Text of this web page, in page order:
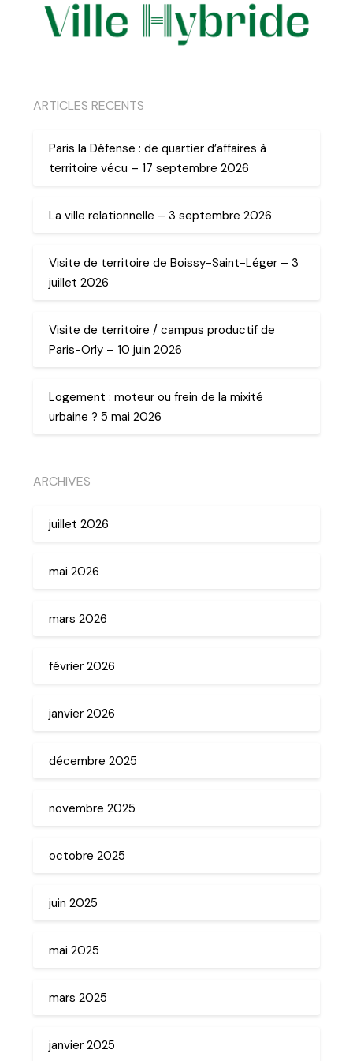
ARTICLES RECENTS
Paris la Défense : de quartier d’affaires à
territoire vécu – 17 septembre 2026
La ville relationnelle – 3 septembre 2026
Visite de territoire de Boissy-Saint-Léger – 3
juillet 2026
Visite de territoire / campus productif de
Paris-Orly – 10 juin 2026
Logement : moteur ou frein de la mixité
urbaine ? 5 mai 2026
ARCHIVES
juillet 2026
mai 2026
mars 2026
février 2026
janvier 2026
décembre 2025
novembre 2025
octobre 2025
juin 2025
mai 2025
mars 2025
janvier 2025